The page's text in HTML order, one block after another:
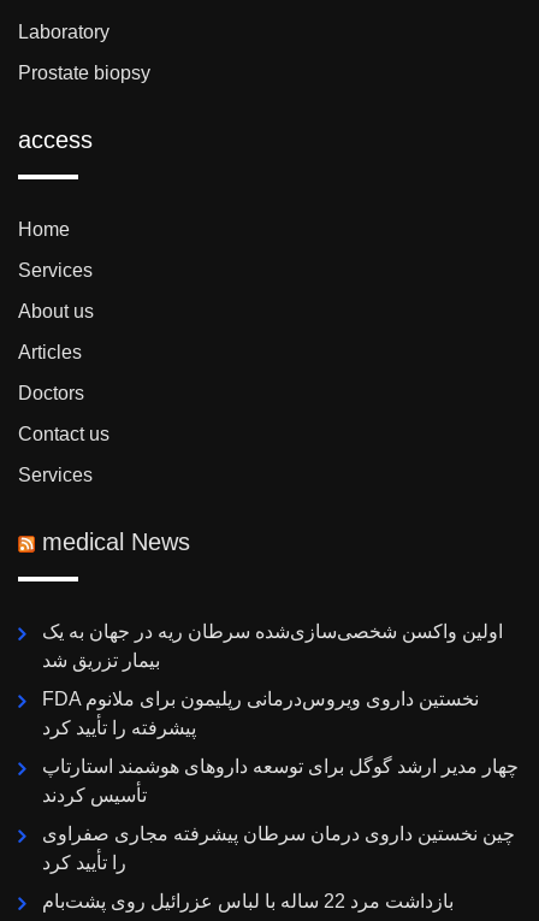
Laboratory
Prostate biopsy
access
Home
Services
About us
Articles
Doctors
Contact us
Services
medical News
اولین واکسن شخصی‌سازی‌شده سرطان ریه در جهان به یک
بیمار تزریق شد
FDA نخستین داروی ویروس‌درمانی رپلیمون برای ملانوم
پیشرفته را تأیید کرد
چهار مدیر ارشد گوگل برای توسعه داروهای هوشمند استارتاپ
تأسیس کردند
چین نخستین داروی درمان سرطان پیشرفته مجاری صفراوی
را تأیید کرد
بازداشت مرد 22 ساله با لباس عزرائیل روی پشت‌بام